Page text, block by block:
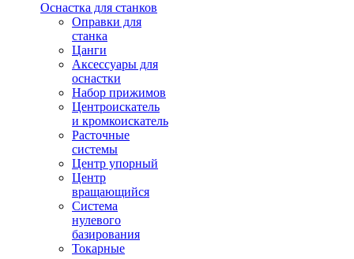
Оснастка для станков
Оправки для
станка
Цанги
Аксессуары для
оснастки
Набор прижимов
Центроискатель
и кромкоискатель
Расточные
системы
Центр упорный
Центр
вращающийся
Система
нулевого
базирования
Токарные